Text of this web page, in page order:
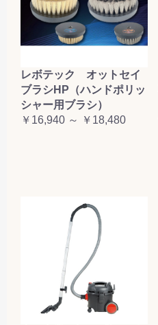
レボテック オットセイ
ブラシHP（ハンドポリッ
シャー用ブラシ）
￥16,940 ～ ￥18,480